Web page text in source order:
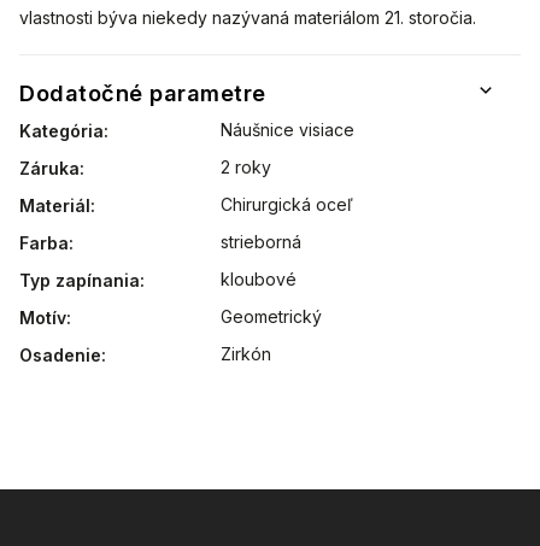
vlastnosti býva niekedy nazývaná materiálom 21. storočia.
Dodatočné parametre
Kategória:
Náušnice visiace
Záruka:
2 roky
Materiál:
Chirurgická oceľ
Farba:
strieborná
Typ zapínania:
kloubové
Motív:
Geometrický
Osadenie: Zirkón